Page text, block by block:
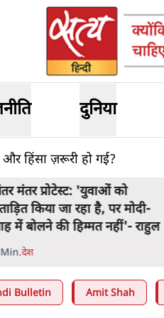
दुनिया
हिंसा ज़रूरी हो गई?
शाह के संसद में आने पर
करे सरकार': राज्यसभा
ने केंद्र से कहा
.देश
Bulletin Amit Shah